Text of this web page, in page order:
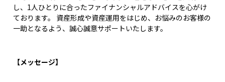
し、1人ひとりに合ったファイナンシャルアドバイスを心がけ
ております。 資産形成や資産運用をはじめ、お悩みのお客様の
一助となるよう、誠心誠意サポートいたします。
【メッセージ】